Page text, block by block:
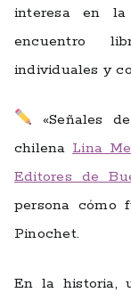
interesa en
encuentro
individuales y
«Señales
chilena Lina
Editores de
persona cómo
Pinochet.
En la historia,